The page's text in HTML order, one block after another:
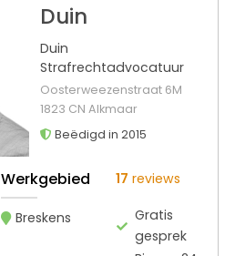
Duin
Duin
Strafrechtadvocatuur
Oosterweezenstraat 6M
1823 CN Alkmaar
Beëdigd in 2015
Werkgebied
Breskens
17 reviews
Gratis
gesprek